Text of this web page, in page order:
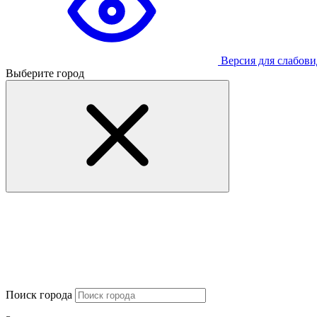
Версия для
Выберите город
Поиск города